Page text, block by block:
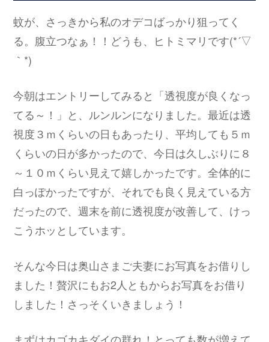
蚊が、さっきから私のオデコばっかり狙ってく
る。腹立つなぁ！！どうも、ヒトミマリです(*´▽
｀*)
今朝はエントリーしてみると「透視度が良くなっ
てる～！」と、ルンルンになりました。最近は透
視度３ｍくらいの日もあったり、平均しても５ｍ
くらいの日が多かったので、今日は久しぶりに８
～１０ｍくらい見えて嬉しかったです。全体的に
白っぽかったですが、それでも良く見えている方
だったので、週末を前に透視度が改善して、けっ
こうホッとしています。
そんな今日は奥山さまご夫妻にお写真をお借りし
ました！贅沢にもお2人ともからお写真をお借り
しました！さっそくいきましょう！
まずはカゴカキダイの群れ！とっても数が増えて